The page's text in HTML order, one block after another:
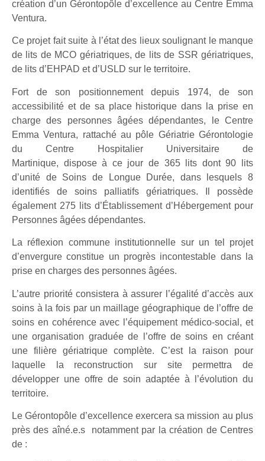
création d’un Gérontopôle d’excellence au Centre Emma
Ventura.
Ce projet fait suite à l’état des lieux soulignant le manque
de lits de MCO gériatriques, de lits de SSR gériatriques,
de lits d’EHPAD et d’USLD sur le territoire.
Fort de son positionnement depuis 1974, de son
accessibilité et de sa place historique dans la prise en
charge des personnes âgées dépendantes, le Centre
Emma Ventura, rattaché au pôle Gériatrie Gérontologie
du Centre Hospitalier Universitaire de
Martinique, dispose à ce jour de 365 lits dont 90 lits
d’unité de Soins de Longue Durée, dans lesquels 8
identifiés de soins palliatifs gériatriques. Il possède
également 275 lits d’Établissement d’Hébergement pour
Personnes âgées dépendantes.
La réflexion commune institutionnelle sur un tel projet
d’envergure constitue un progrès incontestable dans la
prise en charges des personnes âgées.
L’autre priorité consistera à assurer l’égalité d’accès aux
soins à la fois par un maillage géographique de l’offre de
soins en cohérence avec l’équipement médico-social, et
une organisation graduée de l’offre de soins en créant
une filière gériatrique complète. C’est la raison pour
laquelle la reconstruction sur site permettra de
développer une offre de soin adaptée à l’évolution du
territoire.
Le Gérontopôle d’excellence exercera sa mission au plus
près des aîné.e.s notamment par la création de Centres
de :